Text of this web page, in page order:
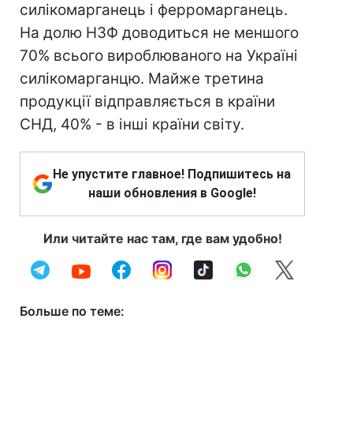
силікомарганець і ферромарганець.
На долю НЗФ доводиться не меншого
70% всього вироблюваного на Україні
силікомарганцю. Майже третина
продукції відправляється в країни
СНД, 40% - в інші країни світу.
Не упустите главное! Подпишитесь на
наши обновления в Google!
Или читайте нас там, где вам удобно!
Больше по теме: